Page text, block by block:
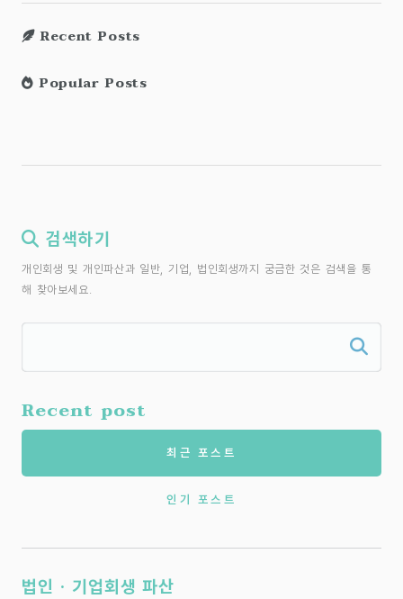
Recent Posts
Popular Posts
검색하기
개인회생 및 개인파산과 일반, 기업, 법인회생까지 궁금한 것은 검색을 통
해 찾아보세요.
Recent post
최근 포스트
인기 포스트
법인 · 기업회생 파산